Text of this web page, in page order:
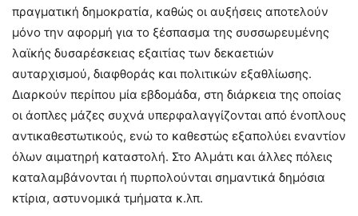
πραγματική δημοκρατία, καθώς οι αυξήσεις αποτελούν
μόνο την αφορμή για το ξέσπασμα της συσσωρευμένης
λαϊκής δυσαρέσκειας εξαιτίας των δεκαετιών
αυταρχισμού, διαφθοράς και πολιτικών εξαθλίωσης.
Διαρκούν περίπου μία εβδομάδα, στη διάρκεια της οποίας
οι άοπλες μάζες συχνά υπερφαλαγγίζονται από ένοπλους
αντικαθεστωτικούς, ενώ το καθεστώς εξαπολύει εναντίον
όλων αιματηρή καταστολή. Στο Αλμάτι και άλλες πόλεις
καταλαμβάνονται ή πυρπολούνται σημαντικά δημόσια
κτίρια, αστυνομικά τμήματα κ.λπ.